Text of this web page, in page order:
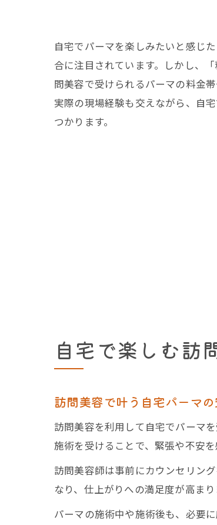
自宅でパーマを楽しみたいと感じ
合に注目されています。しかし、
問美容で受けられるパーマの料金
実際の現場経験も交えながら、自
つかります。
自宅で楽しむ訪
訪問美容で叶う自宅パーマ
訪問美容を利用して自宅でパーマ
施術を受けることで、緊張や不安
訪問美容師は事前にカウンセリン
なり、仕上がりへの満足度が高ま
パーマの施術中や施術後も、必要